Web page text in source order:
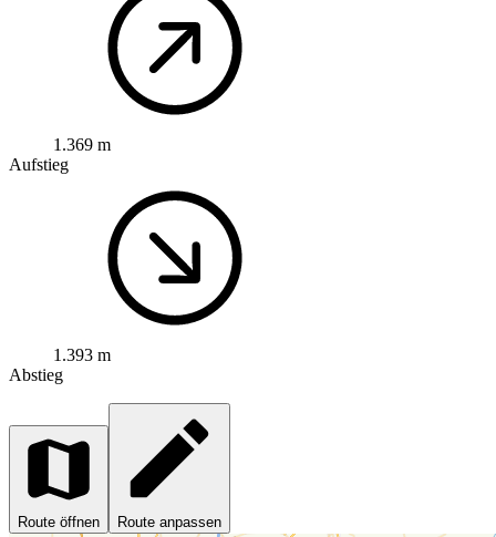
1.369 m
Aufstieg
1.393 m
Abstieg
Route öffnen Route anpassen